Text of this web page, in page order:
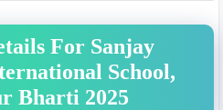
For Sanjay
School,
Bharti 2025